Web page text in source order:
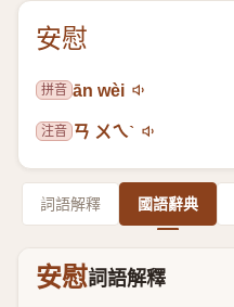
安慰
拼音 ān wèi
注音 ㄢ ㄨㄟˋ
詞語解釋 國語辭典
安慰詞語解釋